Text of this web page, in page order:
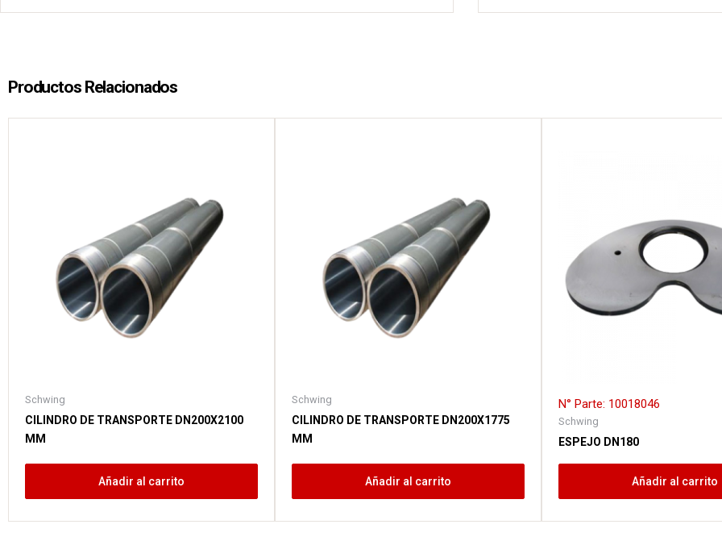
Productos Relacionados
Schwing
CILINDRO DE TRANSPORTE DN200X2100
MM
Añadir al carrito
Schwing
CILINDRO DE TRANSPORTE DN200X1775
MM
Añadir al carrito
N° Parte: 10018046
Schwing
ESPEJO DN180
Añadir al carrito